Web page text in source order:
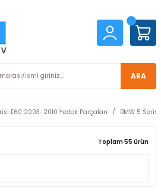
ARA
E60 2003-2010 Yedek Parçaları BMW 5
Toplam 55 ürün